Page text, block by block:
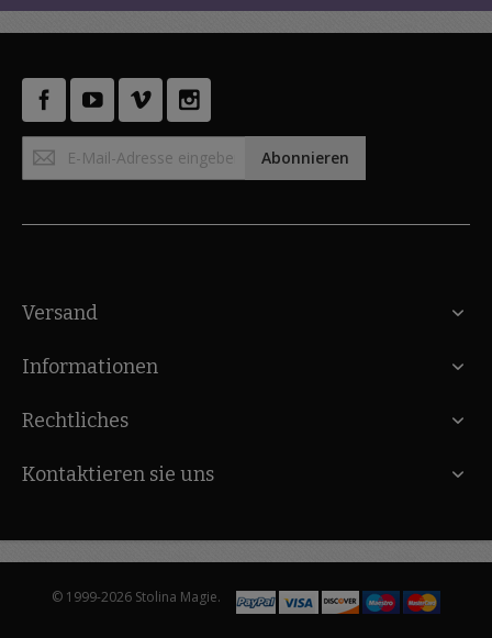
Anmeldung
zum
Abonnieren
Versand
Informationen
Rechtliches
Kontaktieren sie uns
© 1999-2026 Stolina Magie.